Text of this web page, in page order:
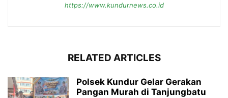
https://www.kundurnews.co.id
RELATED ARTICLES
Polsek Kundur Gelar Gerakan
Pangan Murah di Tanjungbatu